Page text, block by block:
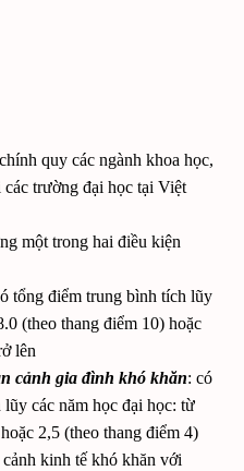
quy các ngành khoa học,
trường đại học tại Việt
một trong hai điều kiện
tổng điểm trung bình tích lũy
(theo thang điểm 10) hoặc
lên
cảnh gia đình khó khăn: có
các năm học đại học: từ
2,5 (theo thang điểm 4)
kinh tế khó khăn với